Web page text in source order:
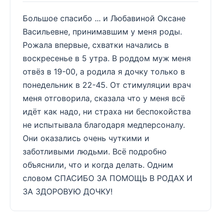
Большое спасибо ... и Любавиной Оксане
Васильевне, принимавшим у меня роды.
Рожала впервые, схватки начались в
воскресенье в 5 утра. В роддом муж меня
отвёз в 19-00, а родила я дочку только в
понедельник в 22-45. От стимуляции врач
меня отговорила, сказала что у меня всё
идёт как надо, ни страха ни беспокойства
не испытывала благодаря медперсоналу.
Они оказались очень чуткими и
заботливыми людьми. Всё подробно
объяснили, что и когда делать. Одним
словом СПАСИБО ЗА ПОМОЩЬ В РОДАХ И
ЗА ЗДОРОВУЮ ДОЧКУ!